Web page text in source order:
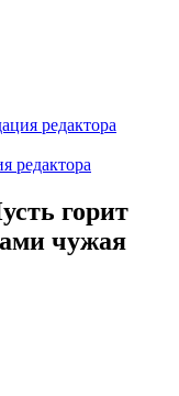
редактора
редактора
горит
чужая